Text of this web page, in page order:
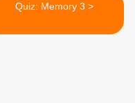
Quiz: Memory 3 >